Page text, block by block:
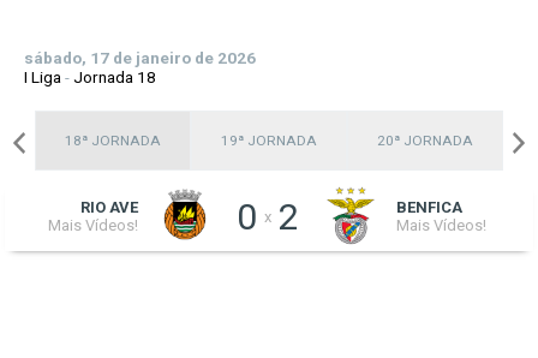
sábado, 17 de janeiro de 2026
I Liga -Jornada 18
18ª JORNADA 19ª JORNADA 20ª JORNADA
RIO AVE
Mais Vídeos!
0 x 2
BENFICA
Mais Vídeos!